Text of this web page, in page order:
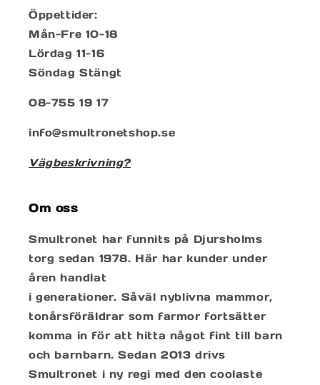
Öppettider:
Mån-Fre 10-18
Lördag 11-16
Söndag Stängt
08-755 19 17
info@smultronetshop.se
Vägbeskrivning?
Om oss
Smultronet har funnits på Djursholms
torg sedan 1978. Här har kunder under
åren handlat
i generationer. Såväl nyblivna mammor,
tonårsföräldrar som farmor fortsätter
komma in för att hitta något fint till barn
och barnbarn. Sedan 2013 drivs
Smultronet i ny regi med den coolaste